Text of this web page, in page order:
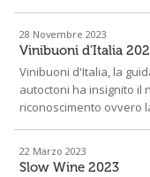
28 Novembre 2023
Vinibuoni d’Italia
Vinibuoni d'Italia, la
autoctoni ha insignito il
riconoscimento ovvero
22 Marzo 2023
Slow Wine 2023